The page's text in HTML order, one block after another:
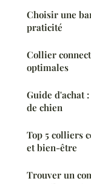
Choisir une
praticité
Collier
optimales
Guide d'achat
de chien
Top 5 colliers
et bien-être
Trouver un